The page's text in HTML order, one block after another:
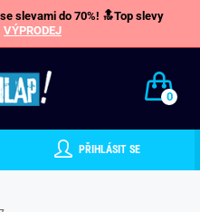
slevami do 70%! 🔝Top slevy
VÝPRODEJ
0
PŘIHLÁSIT SE